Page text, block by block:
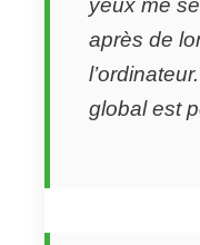
après de
global est